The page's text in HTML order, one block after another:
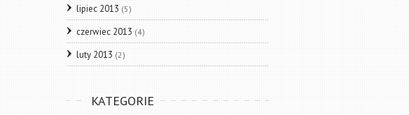
lipiec 2013 (5)
czerwiec 2013 (4)
luty 2013 (2)
KATEGORIE